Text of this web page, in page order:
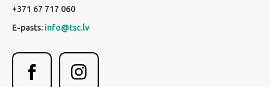
+371 67 717 060
E-pasts: info@tsc.lv